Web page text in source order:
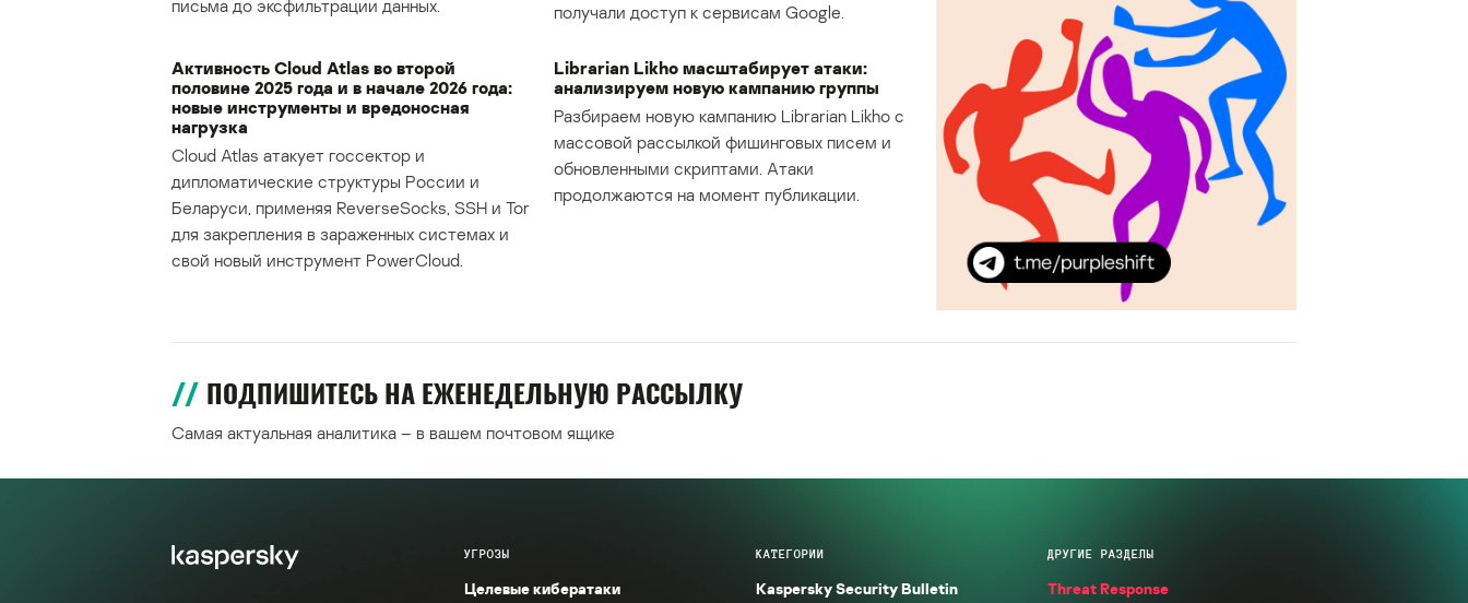
письма до эксфильтрации данных.
получали доступ к сервисам Google.
Активность Cloud Atlas во второй
половине 2025 года и в начале 2026 года:
новые инструменты и вредоносная
нагрузка
Cloud Atlas атакует госсектор и
дипломатические структуры России и
Беларуси, применяя ReverseSocks, SSH и Tor
для закрепления в зараженных системах и
свой новый инструмент PowerCloud.
Librarian Likho масштабирует атаки:
анализируем новую кампанию группы
Разбираем новую кампанию Librarian Likho с
массовой рассылкой фишинговых писем и
обновленными скриптами. Атаки
продолжаются на момент публикации.
ПОДПИШИТЕСЬ НА ЕЖЕНЕДЕЛЬНУЮ РАССЫЛКУ
Самая актуальная аналитика – в вашем почтовом ящике
УГРОЗЫ
Целевые кибератаки
КАТЕГОРИИ
Kaspersky Security Bulletin
ДРУГИЕ РАЗДЕЛЫ
Threat Response